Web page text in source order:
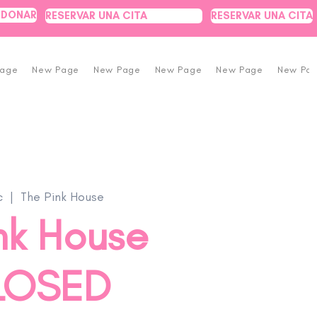
DONAR RESERVAR UNA CITA RESERVAR UNA CITA
New Page New Page New Page New Page New
  |
The Pink House
House